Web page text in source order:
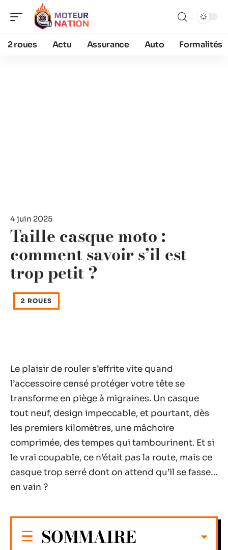
2 roues Actu Assurance Auto Formalités
4 juin 2025
Taille casque moto :
comment savoir s’il est
trop petit ?
2 ROUES
Le plaisir de rouler s’effrite vite quand
l’accessoire censé protéger votre tête se
transforme en piège à migraines. Un casque
tout neuf, design impeccable, et pourtant, dès
les premiers kilomètres, une mâchoire
comprimée, des tempes qui tambourinent. Et si
le vrai coupable, ce n’était pas la route, mais ce
casque trop serré dont on attend qu’il se fasse…
en vain ?
SOMMAIRE